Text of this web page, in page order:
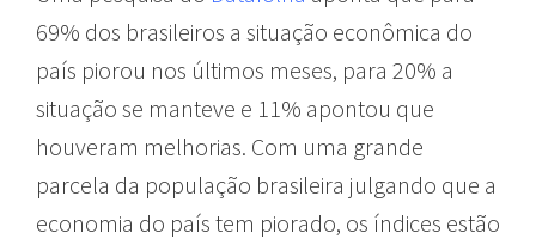
69% dos brasileiros a situação econômica do
país piorou nos últimos meses, para 20% a
situação se manteve e 11% apontou que
houveram melhorias. Com uma grande
parcela da população brasileira julgando que a
economia do país tem piorado, os índices estão